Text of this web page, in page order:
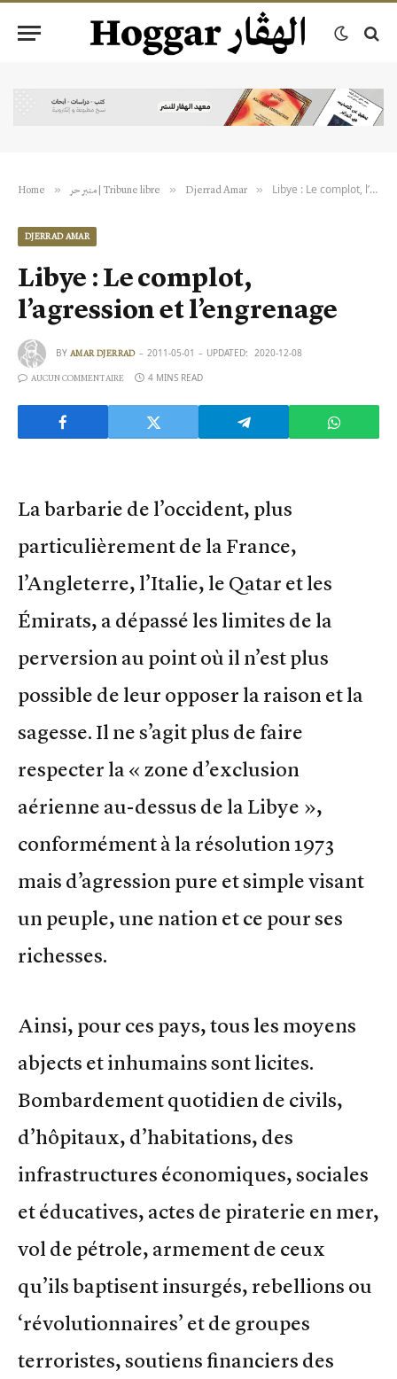
Home » منبر حر | Tribune libre » Djerrad Amar » Libye : Le complot, l’agression et l’engrenage
DJERRAD AMAR
Libye : Le complot,
l’agression et l’engrenage
BY AMAR DJERRAD 2011-05-01 UPDATED: 2020-12-08
AUCUN COMMENTAIRE 4 MINS READ
La barbarie de l’occident, plus
particulièrement de la France,
l’Angleterre, l’Italie, le Qatar et les
Émirats, a dépassé les limites de la
perversion au point où il n’est plus
possible de leur opposer la raison et la
sagesse. Il ne s’agit plus de faire
respecter la « zone d’exclusion
aérienne au-dessus de la Libye »,
conformément à la résolution 1973
mais d’agression pure et simple visant
un peuple, une nation et ce pour ses
richesses.
Ainsi, pour ces pays, tous les moyens
abjects et inhumains sont licites.
Bombardement quotidien de civils,
d’hôpitaux, d’habitations, des
infrastructures économiques, sociales
et éducatives, actes de piraterie en mer,
vol de pétrole, armement de ceux
qu’ils baptisent insurgés, rebellions ou
‘révolutionnaires’ et de groupes
terroristes, soutiens financiers des